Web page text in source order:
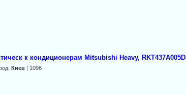
к кондиционерам Mitsubishi Heavy, RKT437A005D
Киев | 1096